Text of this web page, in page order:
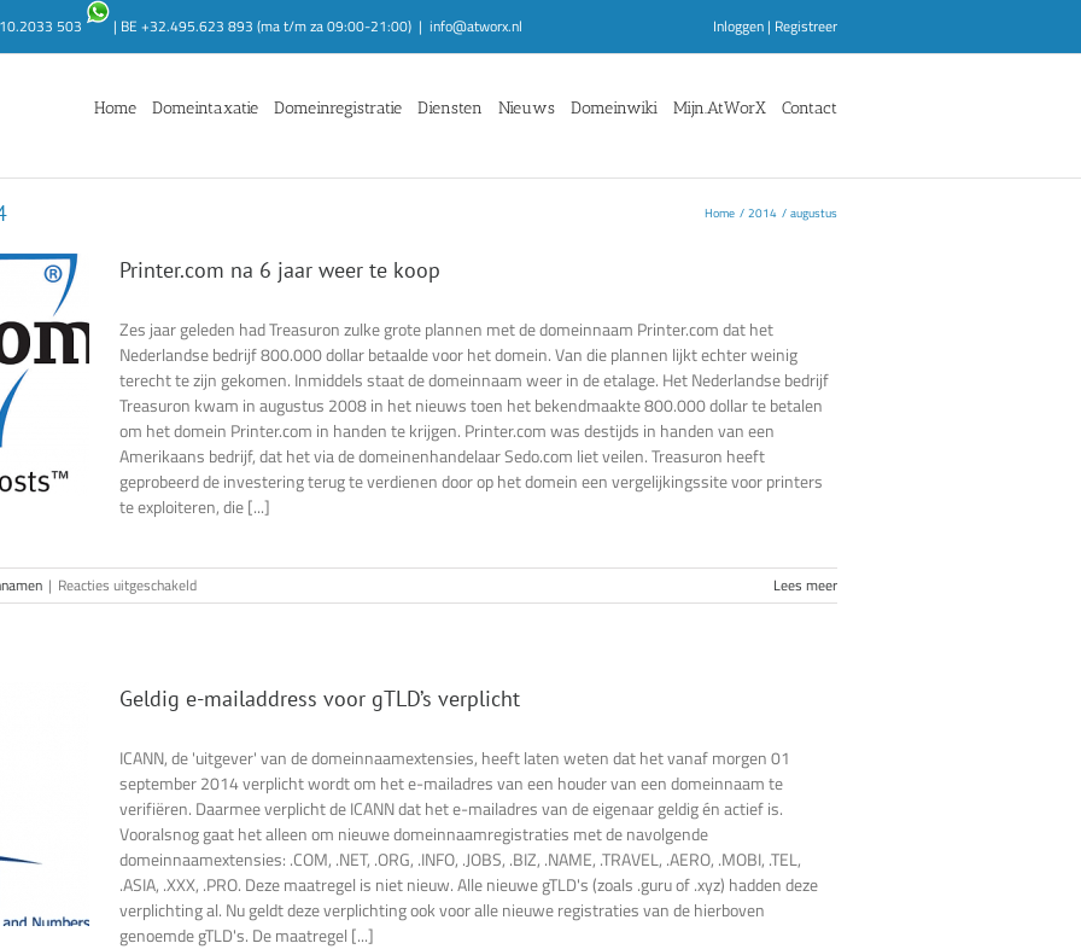
503 | BE +32.495.623 893 (ma t/m za 09:00-21:00) | info@atworx.nl Inloggen | Registreer
Home Domeintaxatie Domeinregistratie Diensten Nieuws Domeinwiki Mijn.AtWorX Contact
Home 2014 augustus
Printer.com na 6 jaar weer te koop
Zes jaar geleden had Treasuron zulke grote plannen met de domeinnaam Printer.com dat het
Nederlandse bedrijf 800.000 dollar betaalde voor het domein. Van die plannen lijkt echter weinig
terecht te zijn gekomen. Inmiddels staat de domeinnaam weer in de etalage. Het Nederlandse bedrijf
Treasuron kwam in augustus 2008 in het nieuws toen het bekendmaakte 800.000 dollar te betalen
om het domein Printer.com in handen te krijgen. Printer.com was destijds in handen van een
Amerikaans bedrijf, dat het via de domeinenhandelaar Sedo.com liet veilen. Treasuron heeft
geprobeerd de investering terug te verdienen door op het domein een vergelijkingssite voor printers
te exploiteren, die [...]
| Reacties uitgeschakeldvoor
Printer.com
weer
te
Lees meer
Geldig e-mailaddress voor gTLD’s verplicht
ICANN, de 'uitgever' van de domeinnaamextensies, heeft laten weten dat het vanaf morgen 01
september 2014 verplicht wordt om het e-mailadres van een houder van een domeinnaam te
verifiëren. Daarmee verplicht de ICANN dat het e-mailadres van de eigenaar geldig én actief is.
Vooralsnog gaat het alleen om nieuwe domeinnaamregistraties met de navolgende
domeinnaamextensies: .COM, .NET, .ORG, .INFO, .JOBS, .BIZ, .NAME, .TRAVEL, .AERO, .MOBI, .TEL,
.ASIA, .XXX, .PRO. Deze maatregel is niet nieuw. Alle nieuwe gTLD's (zoals .guru of .xyz) hadden deze
verplichting al. Nu geldt deze verplichting ook voor alle nieuwe registraties van de hierboven
genoemde gTLD's. De maatregel [...]